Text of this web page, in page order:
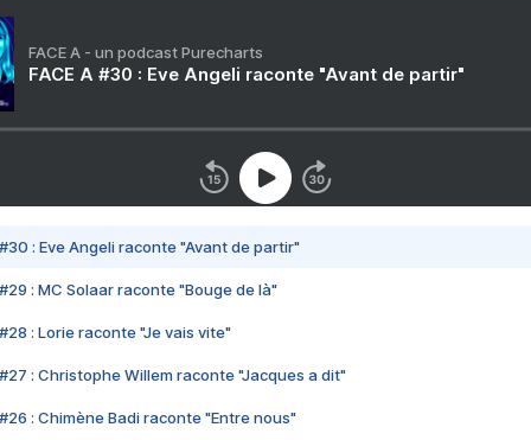
FACE A - un podcast Purecharts
FACE A #30 : Eve Angeli raconte "Avant de partir"
#30 : Eve Angeli raconte "Avant de partir"
#29 : MC Solaar raconte "Bouge de là"
#28 : Lorie raconte "Je vais vite"
#27 : Christophe Willem raconte "Jacques a dit"
#26 : Chimène Badi raconte "Entre nous"